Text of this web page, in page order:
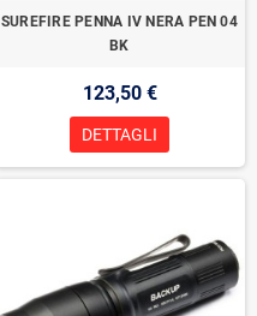
SUREFIRE PENNA IV NERA PEN 04
BK
123,50 €
DETTAGLI